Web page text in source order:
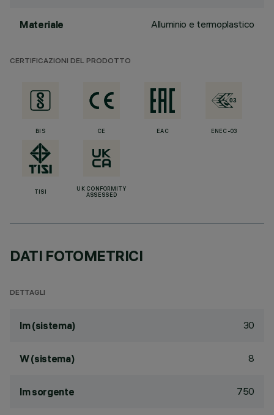
Materiale Alluminio e termoplastico
CERTIFICAZIONI DEL PRODOTTO
BIS CE EAC ENEC-03
TISI
UK CONFORMITY
ASSESSED
DATI FOTOMETRICI
DETTAGLI
lm (sistema) 30
W (sistema) 8
lm sorgente 750